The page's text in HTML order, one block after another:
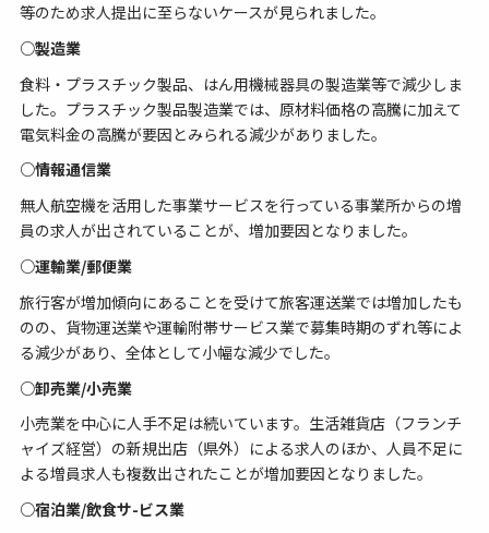
等のため求人提出に至らないケースが見られました。
○製造業
食料・プラスチック製品、はん用機械器具の製造業等で減少しま
した。プラスチック製品製造業では、原材料価格の高騰に加えて
電気料金の高騰が要因とみられる減少がありました。
○情報通信業
無人航空機を活用した事業サービスを行っている事業所からの増
員の求人が出されていることが、増加要因となりました。
○運輸業/郵便業
旅行客が増加傾向にあることを受けて旅客運送業では増加したも
のの、貨物運送業や運輸附帯サービス業で募集時期のずれ等によ
る減少があり、全体として小幅な減少でした。
○卸売業/小売業
小売業を中心に人手不足は続いています。生活雑貨店（フランチ
ャイズ経営）の新規出店（県外）による求人のほか、人員不足に
よる増員求人も複数出されたことが増加要因となりました。
○宿泊業/飲食サ-ビス業